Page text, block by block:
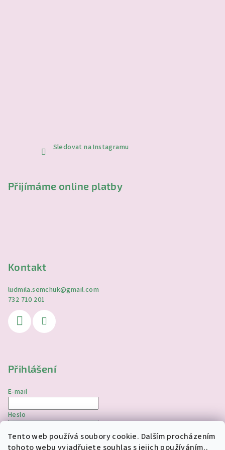
Tento web používá soubory cookie. Dalším procházením
tohoto webu vyjadřujete souhlas s jejich používáním..
Sledovat na Instagramu
Přijímáme online platby
Kontakt
ludmila.semchuk@gmail.com
732 710 201
Přihlášení
E-mail
Heslo
Přihlásit se